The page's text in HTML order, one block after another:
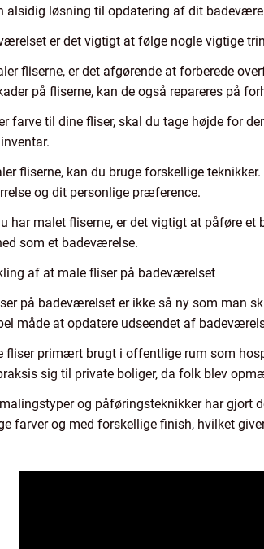
alsidig løsning til opdatering af dit
er det vigtigt at følge nogle vigtige
fliserne, er det afgørende at forberede
på fliserne, kan de også repareres på
farve til dine fliser, skal du tage højde for
fliserne, kan du bruge forskellige
og dit personlige præference.
har malet fliserne, er det vigtigt at påføre
som et badeværelse.
af at male fliser på badeværelset
på badeværelset er ikke så ny som man
måde at opdatere udseendet af
fliser primært brugt i offentlige rum som
sig til private boliger, da folk blev
og påføringsteknikker har gjort
farver og med forskellige finish, hvilket